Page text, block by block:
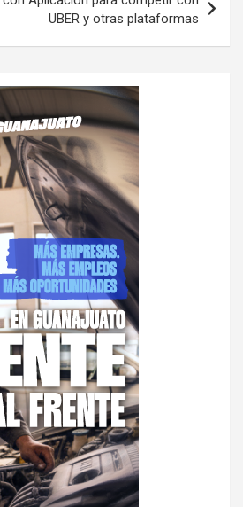
UBER y otras plataformas